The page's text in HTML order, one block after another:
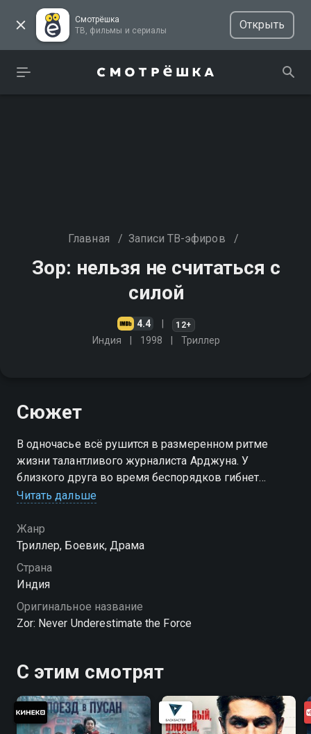
Смотрёшка
ТВ, фильмы и сериалы
Открыть
Главная / Записи ТВ-эфиров /
Зор: нельзя не считаться с
силой
4.4 12+
Индия 1998 Триллер
Сюжет
В одночасье всё рушится в размеренном ритме
жизни талантливого журналиста Арджуна. У
близкого друга во время беспорядков гибнет
семья, и это побуждает того присоединиться к
Читать дальше
Жанр
Триллер, Боевик, Драма
Страна
Индия
Оригинальное название
Zor: Never Underestimate the Force
С этим смотрят